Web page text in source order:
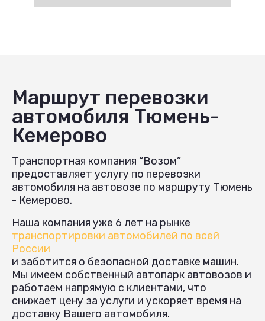
Маршрут перевозки
автомобиля Тюмень-
Кемерово
Транспортная компания “Возом”
предоставляет услугу по перевозки
автомобиля на автовозе по маршруту Тюмень
- Кемерово.
Наша компания уже 6 лет на рынке
транспортировки автомобилей по всей
России
и заботится о безопасной доставке машин.
Мы имеем собственный автопарк автовозов и
работаем напрямую с клиентами, что
снижает цену за услуги и ускоряет время на
доставку Вашего автомобиля.